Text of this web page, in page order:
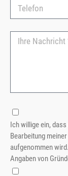
Ich willige ein,
Bearbeitung
aufgenommen
Angaben von